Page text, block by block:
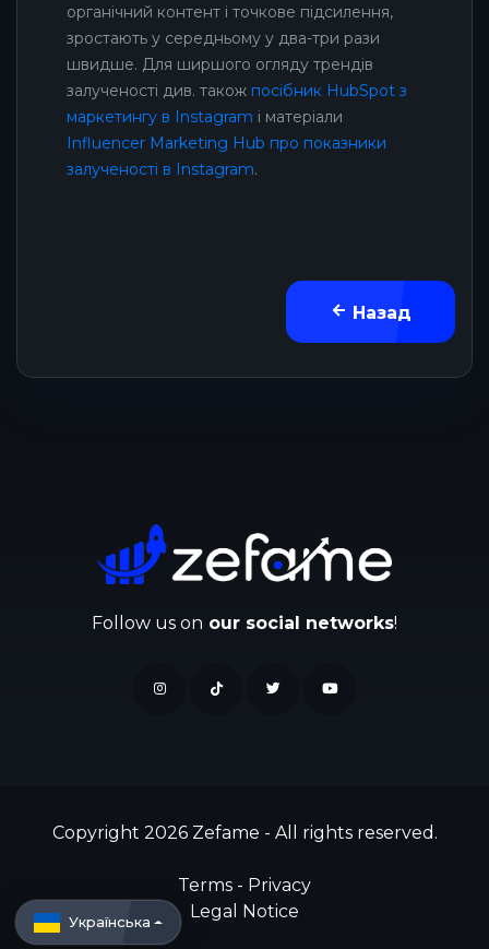
органічний контент і точкове підсилення,
зростають у середньому у два-три рази
швидше. Для ширшого огляду трендів
залученості див. також посібник HubSpot з
маркетингу в Instagram і матеріали
Influencer Marketing Hub про показники
залученості в Instagram.
Назад
Follow us on our social networks!
Copyright 2026 Zefame - All rights reserved.
Terms - Privacy
Legal Notice
Українська